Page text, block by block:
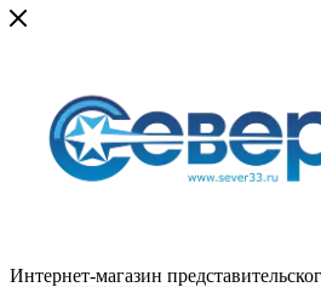
Интернет-магазин